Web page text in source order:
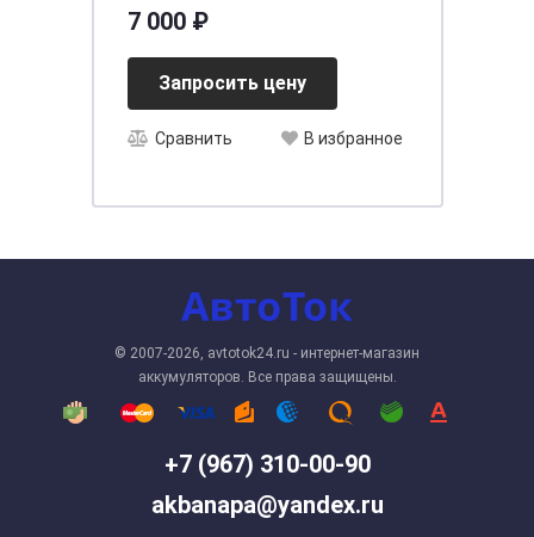
7 000 ₽
Запросить цену
Сравнить В избранное
+7 (967) 310-00-90
akbanapa@yandex.ru
© 2007-2026, avtotok24.ru - интернет-магазин
аккумуляторов. Все права защищены.